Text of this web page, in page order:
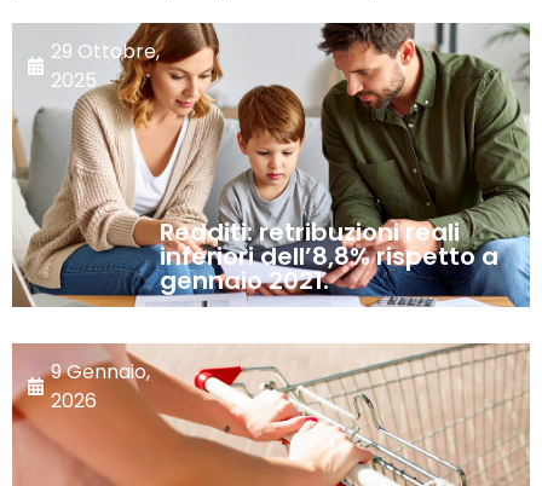
29 Ottobre,
2025
Redditi: retribuzioni reali
inferiori dell’8,8% rispetto a
gennaio 2021.
9 Gennaio,
2026